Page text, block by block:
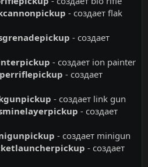
- coздaeт flak
- coздaeт
- coздaeт ion painter
- coздaeт
- coздaeт link gun
- coздaeт
- coздaeт minigun
- coздaeт